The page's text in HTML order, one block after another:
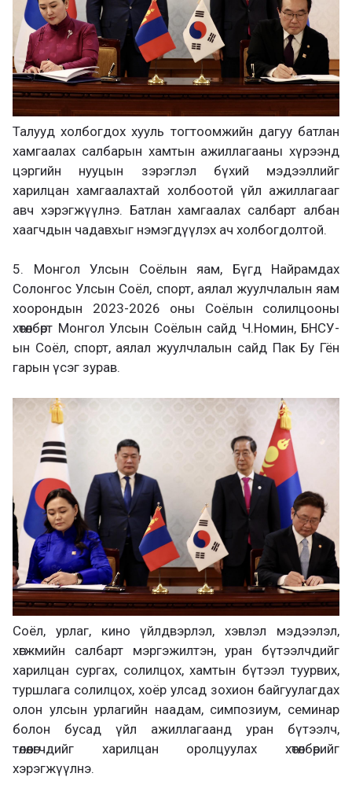
Талууд холбогдох хууль тогтоомжийн дагуу батлан
хамгаалах салбарын хамтын ажиллагааны хүрээнд
цэргийн нууцын зэрэглэл бүхий мэдээллийг
харилцан хамгаалахтай холбоотой үйл ажиллагааг
авч хэрэгжүүлнэ. Батлан хамгаалах салбарт албан
хаагчдын чадавхыг нэмэгдүүлэх ач холбогдолтой.
5. Монгол Улсын Соёлын яам, Бүгд Найрамдах
Солонгос Улсын Соёл, спорт, аялал жуулчлалын яам
хоорондын 2023-2026 оны Соёлын солилцооны
хөтөлбөрт Монгол Улсын Соёлын сайд Ч.Номин, БНСУ-
ын Соёл, спорт, аялал жуулчлалын сайд Пак Бу Гён
гарын үсэг зурав.
Соёл, урлаг, кино үйлдвэрлэл, хэвлэл мэдээлэл,
хөгжмийн салбарт мэргэжилтэн, уран бүтээлчдийг
харилцан сургах, солилцох, хамтын бүтээл туурвих,
туршлага солилцох, хоёр улсад зохион байгуулагдах
олон улсын урлагийн наадам, симпозиум, семинар
болон бусад үйл ажиллагаанд уран бүтээлч,
төлөөлөгчдийг харилцан оролцуулах хөтөлбөрийг
хэрэгжүүлнэ.